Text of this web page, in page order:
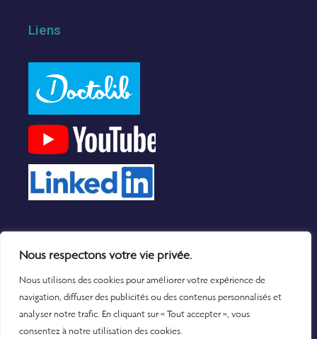
Nous respectons votre vie privée.
Nous utilisons des cookies pour améliorer votre expérience de
navigation, diffuser des publicités ou des contenus personnalisés et
analyser notre trafic. En cliquant sur « Tout accepter », vous
consentez à notre utilisation des cookies.
Liens
© 2022 Clinique Nollet, Tous droits réservés.